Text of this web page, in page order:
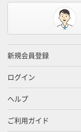
新規会員登録
ログイン
ヘルプ
ご利用ガイド